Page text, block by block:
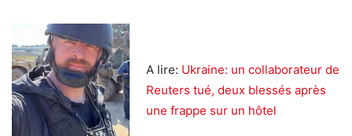
A lire: Ukraine: un collaborateur de
Reuters tué, deux blessés après
une frappe sur un hôtel